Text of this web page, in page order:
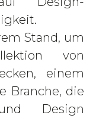
Stand, um
von
einem
Branche, die
Design